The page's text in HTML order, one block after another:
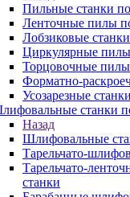
Пильные станки
Ленточные пилы
Лобзиковые станки
Циркулярные пилы
Торцовочные пилы
Форматно-
Усозарезные станки
станки
Назад
Шлифовальные
Тарельчато-
Тарельчато-
станки